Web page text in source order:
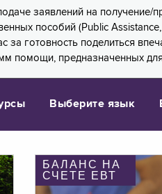
заявлений на
пособий (Public
готовность поделиться
помощи, предназначенных
Выберите язык
БАЛАНС НА
СЧЕТЕ ЕВТ